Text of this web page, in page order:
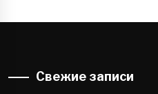
Свежие записи